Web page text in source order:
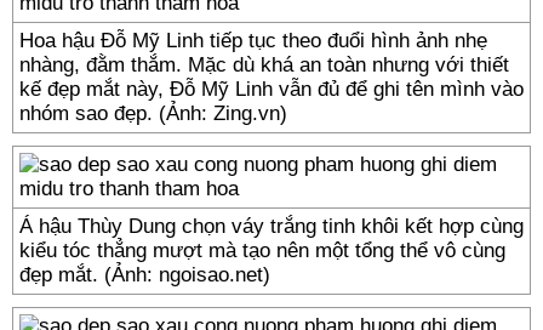
Hoa hậu Đỗ Mỹ Linh tiếp tục theo đuổi hình ảnh nhẹ
nhàng, đằm thắm. Mặc dù khá an toàn nhưng với thiết
kế đẹp mắt này, Đỗ Mỹ Linh vẫn đủ để ghi tên mình vào
nhóm sao đẹp. (Ảnh: Zing.vn)
Á hậu Thùy Dung chọn váy trắng tinh khôi kết hợp cùng
kiểu tóc thẳng mượt mà tạo nên một tổng thể vô cùng
đẹp mắt. (Ảnh: ngoisao.net)